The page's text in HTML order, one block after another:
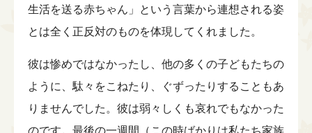
生活を送る赤ちゃん」という言葉から連想される姿
とは全く正反対のものを体現してくれました。
彼は惨めではなかったし、他の多くの子どもたちの
ように、駄々をこねたり、ぐずったりすることもあ
りませんでした。彼は弱々しくも哀れでもなかった